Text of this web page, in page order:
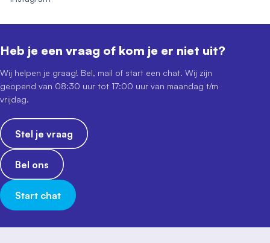
Heb je een vraag of kom je er niet uit?
Wij helpen je graag! Bel, mail of start een chat. Wij zijn
geopend van 08:30 uur tot 17:00 uur van maandag t/m
vrijdag.
Stel je vraag
Bel ons
Start chat